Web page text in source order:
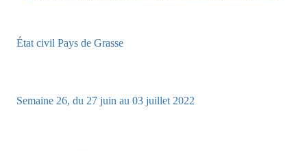
État civil Pays de Grasse
Semaine 26, du 27 juin au 03 juillet 2022